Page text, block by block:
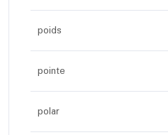
poids
pointe
polar